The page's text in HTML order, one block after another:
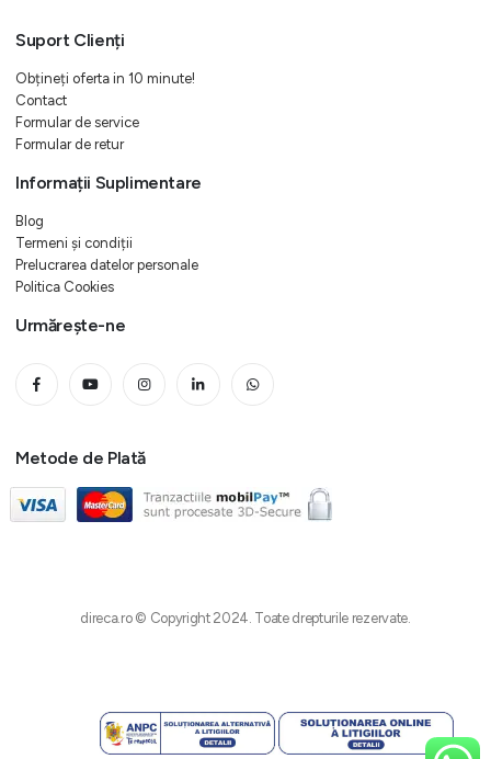
Suport Clienți
Obțineți oferta in 10 minute!
Contact
Formular de service
Formular de retur
Informații Suplimentare
Blog
Termeni și condiții
Prelucrarea datelor personale
Politica Cookies
Urmărește-ne
Metode de Plată
direca.ro © Copyright 2024. Toate drepturile rezervate.